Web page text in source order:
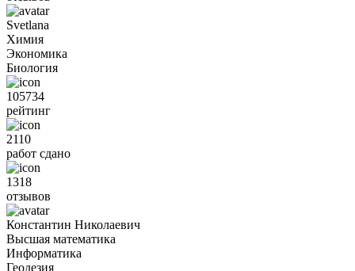
Svetlana
Химия
Экономика
Биология
105734
рейтинг
2110
работ сдано
1318
отзывов
Константин Николаевич
Высшая математика
Информатика
Геодезия